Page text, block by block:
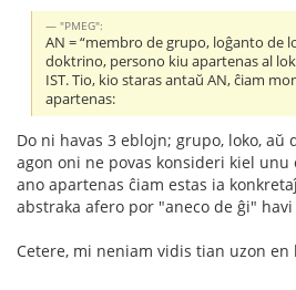
"PMEG":
AN = “membro de grupo, loĝanto de
doktrino, persono kiu apartenas al
IST. Tio, kio staras antaŭ AN, ĉiam
apartenas:
Do ni havas 3 eblojn; grupo, loko, aŭ
agon oni ne povas konsideri kiel
ano apartenas ĉiam estas ia
abstraka afero por "aneco de ĝi" havi
Cetere, mi neniam vidis tian uzon